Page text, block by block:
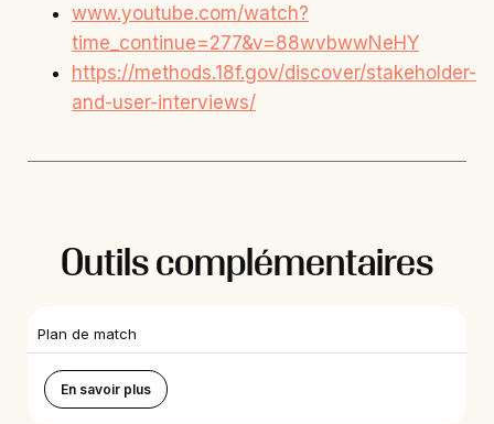
www.youtube.com/watch?
time_continue=277&v=88wvbwwNeHY
https://methods.18f.gov/discover/stakeholder-
and-user-interviews/
Outils complémentaires
Plan de match
En savoir plus